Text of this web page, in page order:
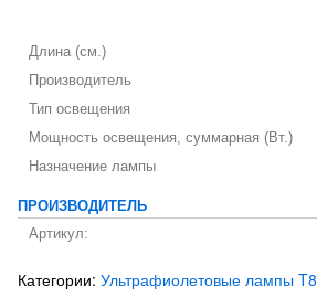
Длина (см.)
Производитель
Тип освещения
Мощность освещения, суммарная (Вт.)
Назначение лампы
ПРОИЗВОДИТЕЛЬ
Артикул:
Категории: Ультрафиолетовые лампы T8